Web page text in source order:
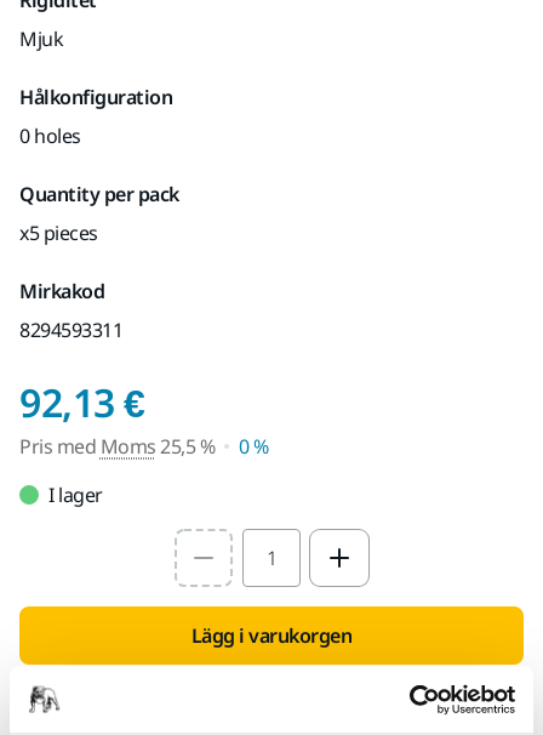
Mjuk
Hålkonfiguration
0 holes
Quantity per pack
x5 pieces
Mirkakod
8294593311
92,13 €Pris med Moms 25,5
Pris med Moms25,5 %
0 %
I lager
Select quantity value
Lägg i varukorgen
Hitta en återförsäljare